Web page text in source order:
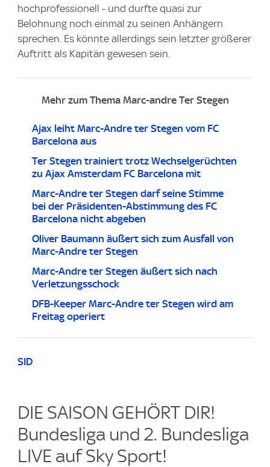
hochprofessionell - und durfte quasi zur
Belohnung noch einmal zu seinen Anhängern
sprechen. Es könnte allerdings sein letzter größerer
Auftritt als Kapitän gewesen sein.
Mehr zum Thema Marc-andre Ter Stegen
Ajax leiht Marc-Andre ter Stegen vom FC
Barcelona aus
Ter Stegen trainiert trotz Wechselgerüchten
zu Ajax Amsterdam FC Barcelona mit
Marc-Andre ter Stegen darf seine Stimme
bei der Präsidenten-Abstimmung des FC
Barcelona nicht abgeben
Oliver Baumann äußert sich zum Ausfall von
Marc-Andre ter Stegen
Marc-Andre ter Stegen äußert sich nach
Verletzungsschock
DFB-Keeper Marc-Andre ter Stegen wird am
Freitag operiert
SID
DIE SAISON GEHÖRT DIR!
Bundesliga und 2. Bundesliga
LIVE auf Sky Sport!​